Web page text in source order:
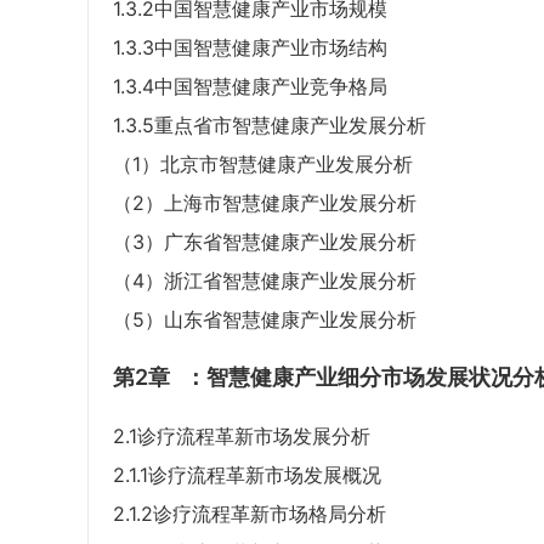
1.3.2中国智慧健康产业市场规模
1.3.3中国智慧健康产业市场结构
1.3.4中国智慧健康产业竞争格局
1.3.5重点省市智慧健康产业发展分析
（1）北京市智慧健康产业发展分析
（2）上海市智慧健康产业发展分析
（3）广东省智慧健康产业发展分析
（4）浙江省智慧健康产业发展分析
（5）山东省智慧健康产业发展分析
第2章 ：智慧健康产业细分市场发展状况分
2.1诊疗流程革新市场发展分析
2.1.1诊疗流程革新市场发展概况
2.1.2诊疗流程革新市场格局分析